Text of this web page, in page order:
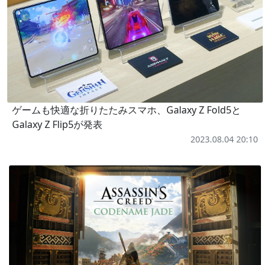
ゲームも快適な折りたたみスマホ、Galaxy Z Fold5と
Galaxy Z Flip5が発表
2023.08.04 20:10